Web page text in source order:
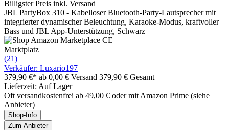
Billigster Preis inkl. Versand
JBL PartyBox 310 - Kabelloser Bluetooth-Party-Lautsprecher mit
integrierter dynamischer Beleuchtung, Karaoke-Modus, kraftvoller
Bass und JBL App-Unterstützung, Schwarz
Marktplatz
(21)
Verkäufer: Luxario197
379,90 €* ab 0,00 € Versand 379,90 € Gesamt
Lieferzeit: Auf Lager
Oft versandkostenfrei ab 49,00 € oder mit Amazon Prime (siehe
Anbieter)
Shop-Info
Zum Anbieter